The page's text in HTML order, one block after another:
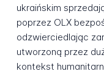
ukraińskim
poprzez OLX
odzwierciedlając
utworzoną przez
kontekst